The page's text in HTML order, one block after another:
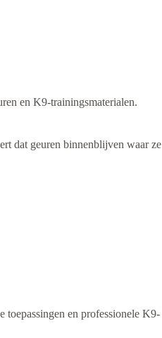
en K9-trainingsmaterialen.
dat geuren binnenblijven waar ze
toepassingen en professionele K9-